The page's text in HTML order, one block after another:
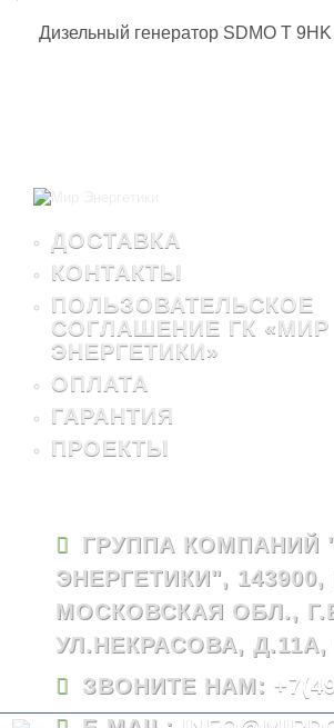
Дизельный генератор SDMO T
ДОСТАВКА
КОНТАКТЫ
ПОЛЬЗОВАТЕЛЬСКОЕ
СОГЛАШЕНИЕ ГК «МИР
ЭНЕРГЕТИКИ»
ОПЛАТА
ГАРАНТИЯ
ПРОЕКТЫ
ГРУППА КОМПАНИЙ
ЭНЕРГЕТИКИ",
МОСКОВСКАЯ ОБЛ.,
УЛ.НЕКРАСОВА,
ЗВОНИТЕ НАМ: